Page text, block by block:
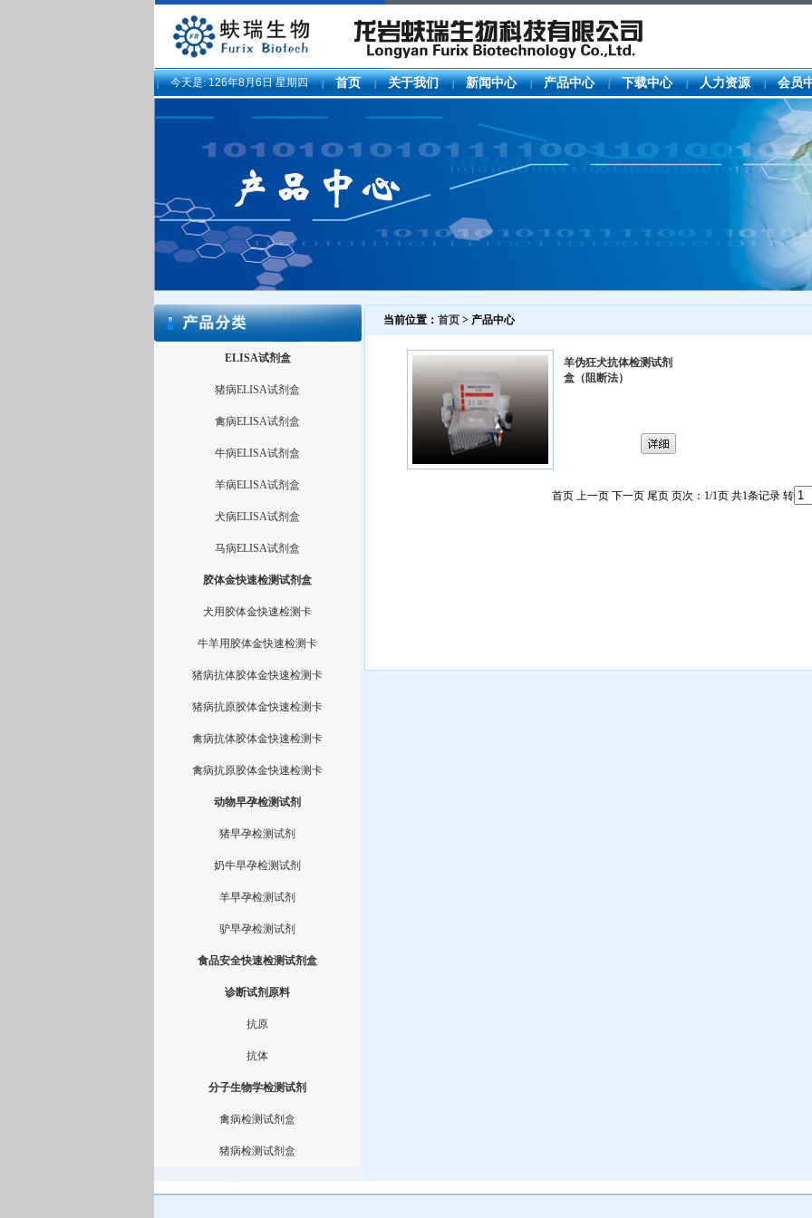
今天是:126年8月6日 星期四 首页 关于我们 新闻中心 产品中心 下载中心 人力资源 会员
ELISA试剂盒
猪病ELISA试剂盒
禽病ELISA试剂盒
牛病ELISA试剂盒
羊病ELISA试剂盒
犬病ELISA试剂盒
马病ELISA试剂盒
胶体金快速检测试剂盒
犬用胶体金快速检测卡
牛羊用胶体金快速检测卡
猪病抗体胶体金快速检测卡
猪病抗原胶体金快速检测卡
禽病抗体胶体金快速检测卡
禽病抗原胶体金快速检测卡
动物早孕检测试剂
猪早孕检测试剂
奶牛早孕检测试剂
羊早孕检测试剂
驴早孕检测试剂
食品安全快速检测试剂盒
诊断试剂原料
抗原
抗体
分子生物学检测试剂
禽病检测试剂盒
猪病检测试剂盒
当前位置： 首页> 产品中心
羊伪狂犬抗体检测试剂
盒（阻断法）
首页 上一页 下一页 尾页 页次：1/1页 共1条记录 转